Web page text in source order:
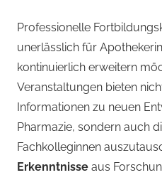
Professionelle
unerlässlich für
kontinuierlich erweitern
Veranstaltungen bieten
Informationen zu neuen
Pharmazie, sondern auch
Fachkolleginnen
Erkenntnisse aus